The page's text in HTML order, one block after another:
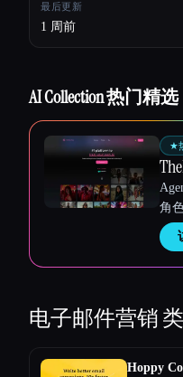
最后更新
1 周前
AI Collection 热门精选
★
角
电子邮件营销
Hoppy